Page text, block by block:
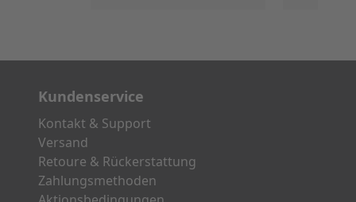
Kundenservice
Kontakt & Support
Versand
Retoure & Rückerstattung
Zahlungsmethoden